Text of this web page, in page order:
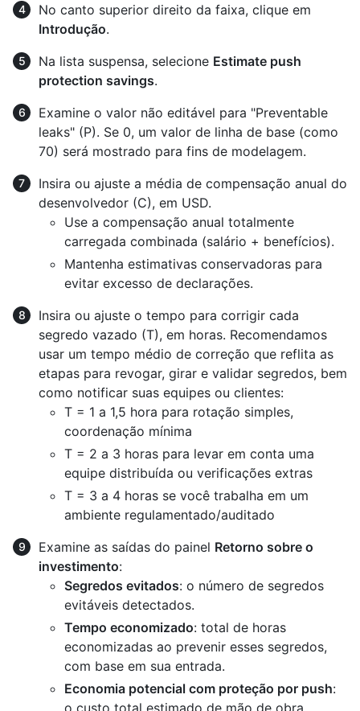
No canto superior direito da faixa, clique em
Introdução.
Na lista suspensa, selecione Estimate push
protection savings.
Examine o valor não editável para "Preventable
leaks" (P). Se 0, um valor de linha de base (como
70) será mostrado para fins de modelagem.
Insira ou ajuste a média de compensação anual do
desenvolvedor (C), em USD.
Use a compensação anual totalmente
carregada combinada (salário + benefícios).
Mantenha estimativas conservadoras para
evitar excesso de declarações.
Insira ou ajuste o tempo para corrigir cada
segredo vazado (T), em horas. Recomendamos
usar um tempo médio de correção que reflita as
etapas para revogar, girar e validar segredos, bem
como notificar suas equipes ou clientes:
T = 1 a 1,5 hora para rotação simples,
coordenação mínima
T = 2 a 3 horas para levar em conta uma
equipe distribuída ou verificações extras
T = 3 a 4 horas se você trabalha em um
ambiente regulamentado/auditado
Examine as saídas do painel Retorno sobre o
investimento:
Segredos evitados: o número de segredos
evitáveis detectados.
Tempo economizado: total de horas
economizadas ao prevenir esses segredos,
com base em sua entrada.
Economia potencial com proteção por push:
o custo total estimado de mão de obra